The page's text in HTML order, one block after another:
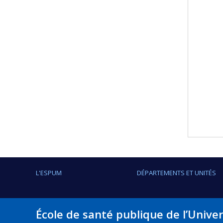
L'ESPUM DÉPARTEMENTS ET UNITÉS
École de santé publique de